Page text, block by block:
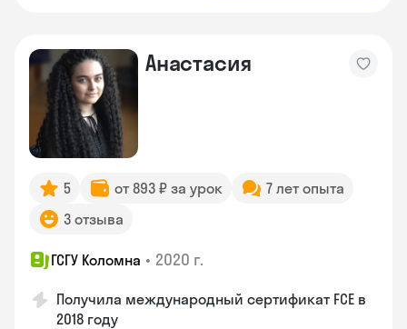
Анастасия
5 от 893 ₽ за урок
7 лет опыта
3 отзыва
ГСГУ Коломна • 2020 г.
Получила международный сертификат FCE в
2018 году